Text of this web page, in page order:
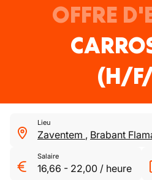
OFFRE
(H/
Lieu
Zaventem , Brabant
Salaire
16,66 - 22,00 / heure